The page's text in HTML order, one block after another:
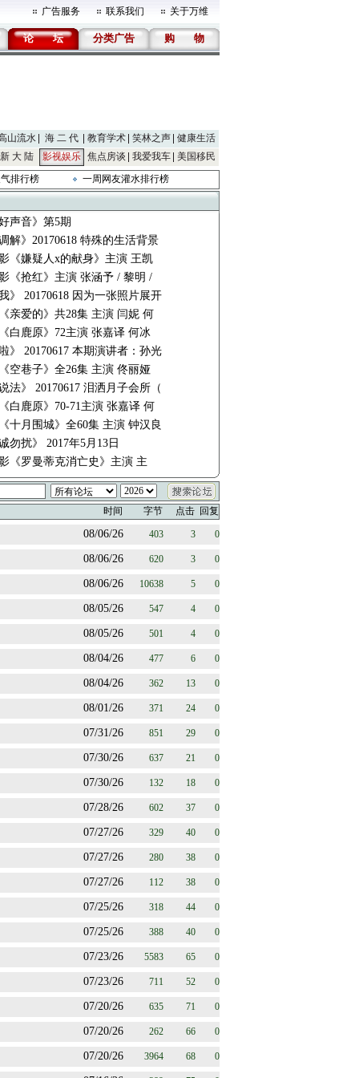
广告服务 联系我们 关于万维
论 坛 分类广告 购 物
山流水 海 二 代 教育学术 笑林之声 健康生活
新 大 陆
影视娱乐 焦点房谈 我爱我车 美国移民
排行榜
一周网友灌水排行榜
声音》第5期
解》20170618 特殊的生活背景
《嫌疑人x的献身》主演 王凯
《抢红》主演 张涵予 / 黎明 /
》 20170618 因为一张照片展开
亲爱的》共28集 主演 闫妮 何
白鹿原》72主演 张嘉译 何冰
》 20170617 本期演讲者：孙光
空巷子》全26集 主演 佟丽娅
法》 20170617 泪洒月子会所（
白鹿原》70-71主演 张嘉译 何
十月围城》全60集 主演 钟汉良
勿扰》 2017年5月13日
《罗曼蒂克消亡史》主演 主
时间 字节 点击 回复
08/06/26 403 3 0
08/06/26 620 3 0
08/06/26 10638 5 0
08/05/26 547 4 0
08/05/26 501 4 0
08/04/26 477 6 0
08/04/26 362 13 0
08/01/26 371 24 0
07/31/26 851 29 0
07/30/26 637 21 0
07/30/26 132 18 0
07/28/26 602 37 0
07/27/26 329 40 0
07/27/26 280 38 0
07/27/26 112 38 0
07/25/26 318 44 0
07/25/26 388 40 0
07/23/26 5583 65 0
07/23/26 711 52 0
07/20/26 635 71 0
07/20/26 262 66 0
07/20/26 3964 68 0